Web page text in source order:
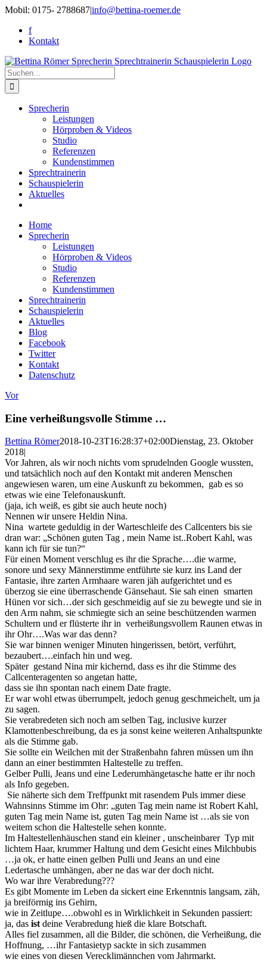
Zum
springen
Mobil: 0175- 2788687|info@bettina-roemer.de
f
Kontakt
Suche
nach:
Sprecherin
Leistungen
Hörproben & Videos
Studio
Referenzen
Kundenstimmen
Sprechtrainerin
Schauspielerin
Aktuelles
Home
Sprecherin
Leistungen
Hörproben & Videos
Studio
Referenzen
Kundenstimmen
Sprechtrainerin
Schauspielerin
Aktuelles
Blog
Facebook
Twitter
Kontakt
Datenschutz
Vor
Eine verheißungsvolle Stimme …
Bettina Römer2018-10-23T16:28:37+02:00Dienstag, 23. Oktober
2018|
Vor Jahren, als wir noch nichts vom sprudelnden Google wussten,
und tatsächlich noch auf den Kontakt mit anderen Menschen
angewiesen waren, um eine Auskunft zu bekommen, gab es so
etwas wie eine Telefonauskunft.
(jaja, ich weiß, es gibt sie auch heute noch)
Nennen wir unsere Heldin Nina.
Nina wartete geduldig in der Warteschleife des Callcenters bis sie
dran war: „Schönen guten Tag , mein Name ist..Robert Kahl, was
kann ich für sie tun?“
Für einen Moment verschlug es ihr die Sprache….die warme,
sonore und sexy Männerstimme entführte sie kurz ins Land der
Fantasie, ihre zarten Armhaare waren jäh aufgerichtet und es
überzog sie eine überraschende Gänsehaut. Sie sah einen smarten
Hünen vor sich…der sich geschmeidig auf sie zu bewegte und sie in
den Arm nahm, sie schmiegte sich an seine beschützenden warmen
Schultern und er flüsterte ihr in verheißungsvollem Raunen etwas in
ihr Ohr….Was war das denn?
Sie war binnen weniger Minuten hingerissen, betört, verführt,
bezaubert….einfach hin und weg.
Später gestand Nina mir kichernd, dass es ihr die Stimme des
Callcenteragenten so angetan hatte,
dass sie ihn spontan nach einem Date fragte.
Er war wohl etwas überrumpelt, jedoch genug geschmeichelt, um ja
zu sagen.
Sie verabredeten sich noch am selben Tag, inclusive kurzer
Klamottenbeschreibung, da es ja sonst keine weiteren Anhaltspunkte
als die Stimme gab.
Sie sollte ein Weilchen mit der Straßenbahn fahren müssen um ihn
dann an einer bestimmten Haltestelle zu treffen.
Gelber Pulli, Jeans und eine Lederumhängetasche hatte er ihr noch
als Info gegeben.
Sie näherte sich dem Treffpunkt mit rasendem Puls immer diese
Wahnsinns Stimme im Ohr: „guten Tag mein name ist Robert Kahl,
guten Tag mein Name ist, guten Tag mein Name ist …als sie von
weitem schon die Haltestelle sehen konnte.
Im Haltestellenhäuschen stand ein kleiner , unscheinbarer Typ mit
lichtem Haar, krummer Haltung und dem Gesicht eines Milchbubis
…ja ok, er hatte einen gelben Pulli und Jeans an und eine
Ledertasche umhängen, aber ne das war der doch nicht.
Wo war ihre Verabredung???
Es gibt Momente im Leben da sickert eine Erkenntnis langsam, zäh,
ja breiförmig ins Gehirn,
wie in Zeitlupe….obwohl es in Wirklichkeit in Sekunden passiert:
ja, das istdeine Verabredung hieß die klare Botschaft.
Alles fiel zusammen, all die Bilder, die schönen, die Verheißung, die
Hoffnung, …ihr Fantasietyp sackte in sich zusammen
wie eines von diesen Verecklimännchen vom Jahrmarkt.